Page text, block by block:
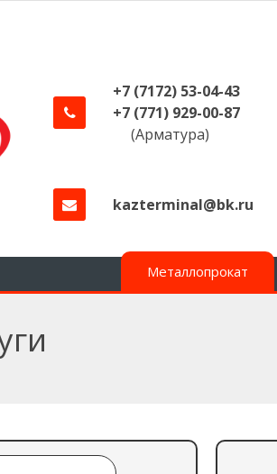
+7 (7172) 53-04-43
+7 (771) 929-00-87
(Арматура)
kazterminal@bk.ru
Металлопрокат